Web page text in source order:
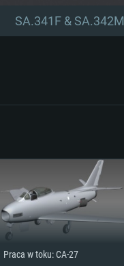
SA.341F & SA.342M
Praca w toku: CA-27